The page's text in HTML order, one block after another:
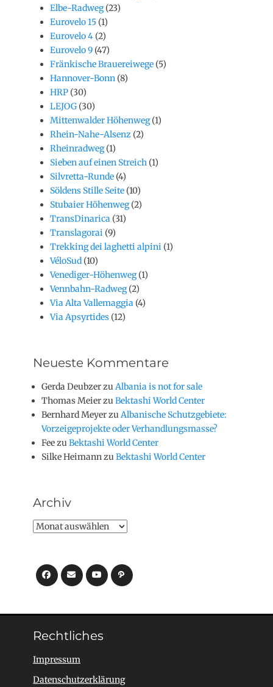
Elbe-Radweg(23)
Eurovelo 15 (1)
Eurovelo 4 (2)
Eurovelo 9 (47)
Fränkische Brauereiwege (5)
Hannover-Bonn (8)
HRP (30)
LEJOG (30)
Mittenwalder Höhenweg(1)
Rhein-Nahe-Alsenz (2)
Rheinradweg(1)
Sieben auf einen Streich (1)
Silvretta-Runde (4)
Söldens Stille Seite (10)
Stubaier Höhenweg(2)
TransDinarica (31)
Translagorai (9)
Trekking dei laghetti alpini (1)
VéloSud (10)
Venediger-Höhenweg(1)
Vennbahn-Radweg(2)
Via Alta Vallemaggia (4)
Via Apsyrtides (12)
Neueste Kommentare
Gerda DeubzerzuAlbania is not for sale
Thomas MeierzuBektashi World Center
Bernhard MeyerzuAlbanische Schutzgebiete:
Vorzeigeprojekte oder Verhandlungsmasse?
FeezuBektashi World Center
Silke HeimannzuBektashi World Center
Archiv
Archiv
Facebook
E-
Mail
YouTube
Pfad
Rechtliches
Impressum
Datenschutzerklärung